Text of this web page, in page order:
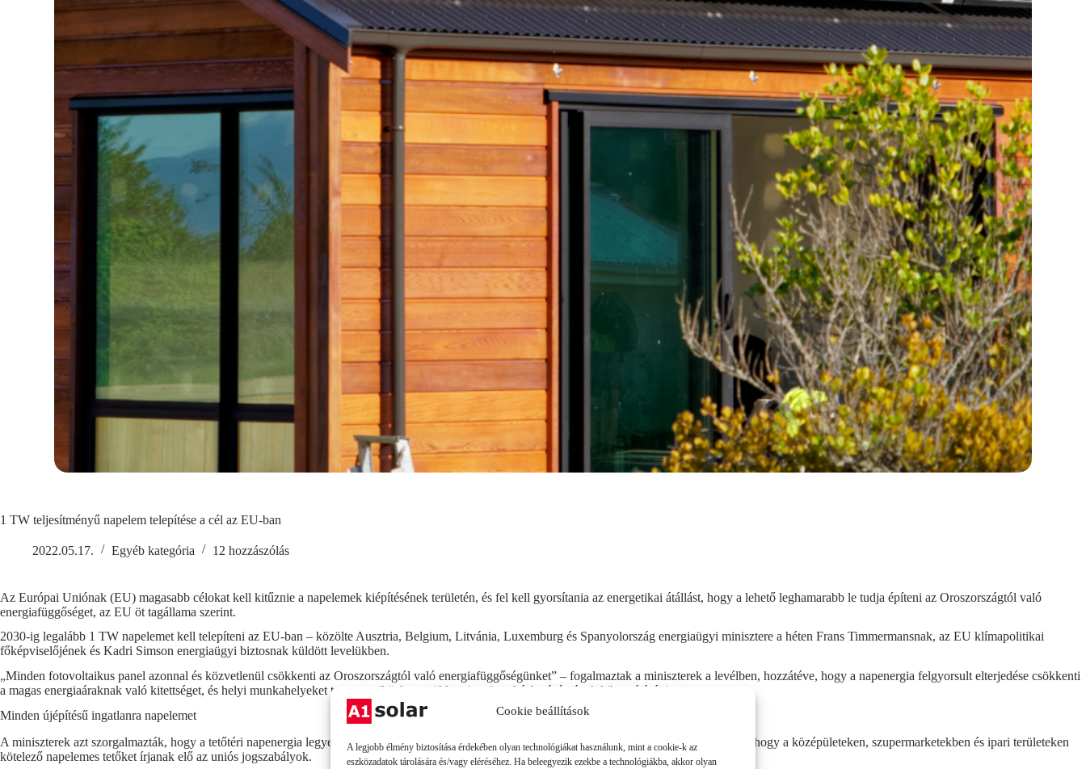
Cookie beállítások
A legjobb élmény biztosítása érdekében olyan technológiákat használunk, mint a cookie-k az
eszközadatok tárolására és/vagy eléréséhez. Ha beleegyezik ezekbe a technológiákba, akkor olyan
1 TW teljesítményű napelem telepítése a cél az EU-ban
2022.05.17. Egyéb kategória 12 hozzászólás
Az Európai Uniónak (EU) magasabb célokat kell kitűznie a napelemek kiépítésének területén, és fel kell gyorsítania az energetikai átállást, hogy a lehető leghamarabb le tudja építeni az Oroszországtól való
energiafüggőséget, az EU öt tagállama szerint.
2030-ig legalább 1 TW napelemet kell telepíteni az EU-ban – közölte Ausztria, Belgium, Litvánia, Luxemburg és Spanyolország energiaügyi minisztere a héten Frans Timmermansnak, az EU klímapolitikai
főképviselőjének és Kadri Simson energiaügyi biztosnak küldött levelükben.
„Minden fotovoltaikus panel azonnal és közvetlenül csökkenti az Oroszországtól való energiafüggőségünket” – fogalmaztak a miniszterek a levélben, hozzátéve, hogy a napenergia felgyorsult elterjedése csökkenti
a magas energiaáraknak való kitettséget, és helyi munkahelyeket teremt, miközben csökkenti az üvegházhatású gázok kibocsátását is.
Minden újépítésű ingatlanra napelemet
A miniszterek azt szorgalmazták, hogy a tetőtéri napenergia legyen a norma az újonnan épített házak esetében, illetve azzal kapcsolatban is érveltek, hogy a középületeken, szupermarketekben és ipari területeken
kötelező napelemes tetőket írjanak elő az uniós jogszabályok.